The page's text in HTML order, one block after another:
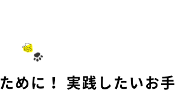
めに！ 実践したいお